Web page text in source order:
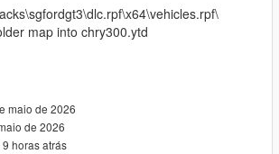
map into chry300.ytd
maio de 2026
de 2026
9 horas atrás